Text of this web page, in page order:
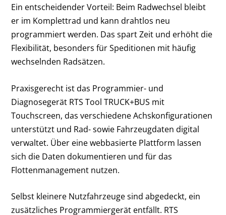
Ein entscheidender Vorteil: Beim Radwechsel bleibt
er im Komplettrad und kann drahtlos neu
programmiert werden. Das spart Zeit und erhöht die
Flexibilität, besonders für Speditionen mit häufig
wechselnden Radsätzen.
Praxisgerecht ist das Programmier- und
Diagnosegerät RTS Tool TRUCK+BUS mit
Touchscreen, das verschiedene Achskonfigurationen
unterstützt und Rad- sowie Fahrzeugdaten digital
verwaltet. Über eine webbasierte Plattform lassen
sich die Daten dokumentieren und für das
Flottenmanagement nutzen.
Selbst kleinere Nutzfahrzeuge sind abgedeckt, ein
zusätzliches Programmiergerät entfällt. RTS